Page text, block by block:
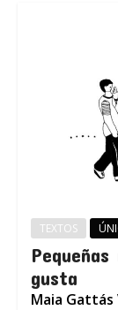
TEXTOS
gusta
Maia Gattás